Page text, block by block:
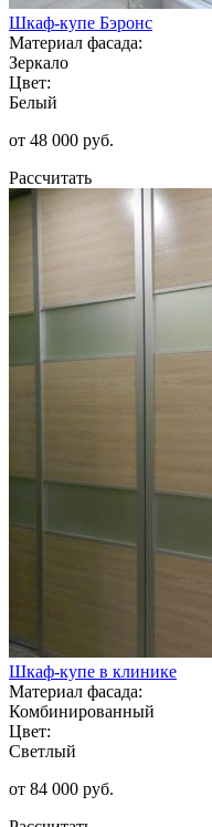
Шкаф-купе Бэронс
Материал фасада:
Зеркало
Цвет:
Белый
от 48 000 руб.
Рассчитать
Шкаф-купе в клинике
Материал фасада:
Комбинированный
Цвет:
Светлый
от 84 000 руб.